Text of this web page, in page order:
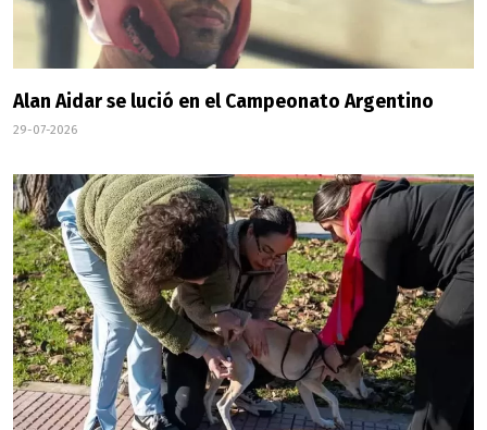
Alan Aidar se lució en el Campeonato Argentino
29-07-2026